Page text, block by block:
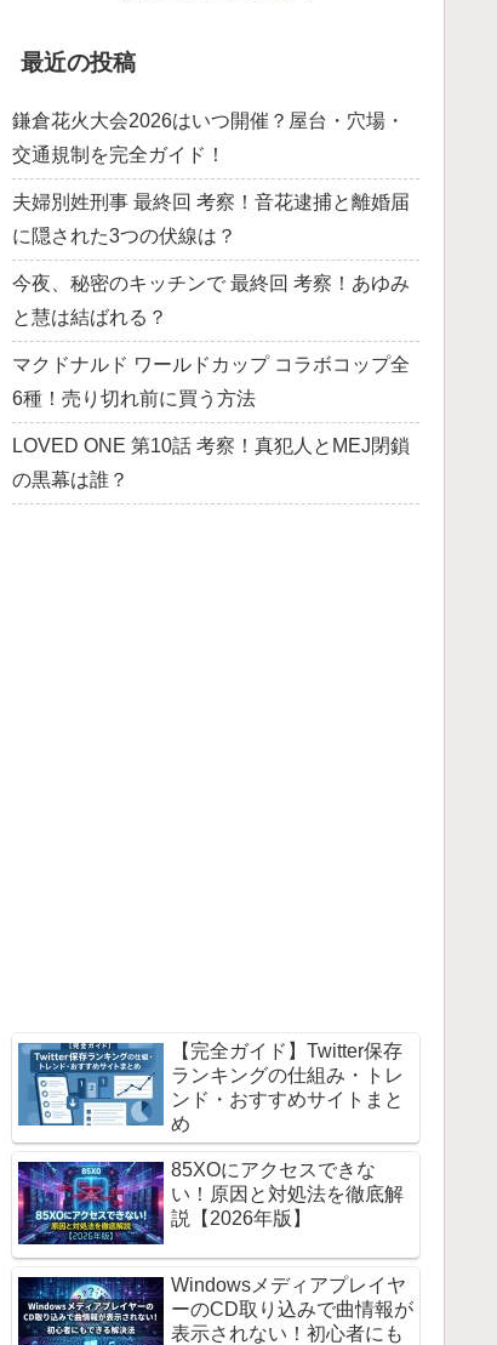
最近の投稿
鎌倉花火大会2026はいつ開催？屋台・穴場・
交通規制を完全ガイド！
夫婦別姓刑事 最終回 考察！音花逮捕と離婚届
に隠された3つの伏線は？
今夜、秘密のキッチンで 最終回 考察！あゆみ
と慧は結ばれる？
マクドナルド ワールドカップ コラボコップ全
6種！売り切れ前に買う方法
LOVED ONE 第10話 考察！真犯人とMEJ閉鎖
の黒幕は誰？
【完全ガイド】Twitter保存
ランキングの仕組み・トレ
ンド・おすすめサイトまと
め
85XOにアクセスできな
い！原因と対処法を徹底解
説【2026年版】
Windowsメディアプレイヤ
ーのCD取り込みで曲情報が
表示されない！初心者にも